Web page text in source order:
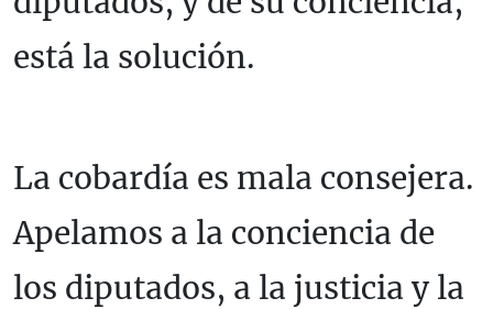
está la solución.
La cobardía es mala consejera.
Apelamos a la conciencia de
los diputados, a la justicia y la